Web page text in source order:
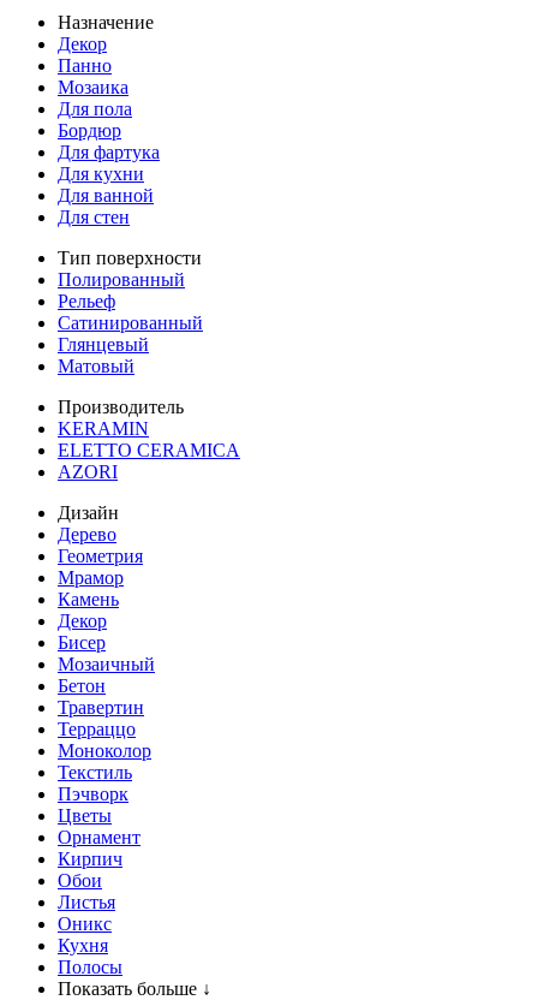
Назначение
Декор
Панно
Мозаика
Для пола
Бордюр
Для фартука
Для кухни
Для ванной
Для стен
Тип поверхности
Полированный
Рельеф
Сатинированный
Глянцевый
Матовый
Производитель
KERAMIN
ELETTO CERAMICA
AZORI
Дизайн
Дерево
Геометрия
Мрамор
Камень
Декор
Бисер
Мозаичный
Бетон
Травертин
Терраццо
Моноколор
Текстиль
Пэчворк
Цветы
Орнамент
Кирпич
Обои
Листья
Оникс
Кухня
Полосы
Показать больше ↓